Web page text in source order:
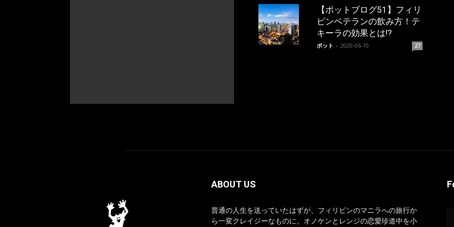
【ポットブログ51】フィリ
ピンベテランの飲み方！テ
キーラの効果とは!?
ポット - 2020-06-10 27
ABOUT US
普通の人生を送っていたはずが、フィリピンのマニラへの旅行か
ら一変クレイジーなものに。オノケンとレンジの恋愛珍道中を小